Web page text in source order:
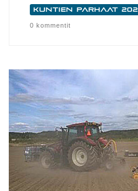
Kuntien parhaat
0 kommentit